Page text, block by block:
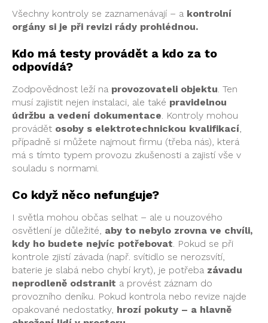
Všechny kontroly se zaznamenávají – a kontrolní
orgány si je při revizi rády prohlédnou.
Kdo má testy provádět a kdo za to
odpovídá?
Zodpovědnost leží na provozovateli objektu. Ten
musí zajistit nejen instalaci, ale také pravidelnou
údržbu a vedení dokumentace. Kontroly mohou
provádět osoby s elektrotechnickou kvalifikací,
případně si můžete najmout firmu (třeba nás), která
má s tímto typem provozu zkušenosti a zajistí vše v
souladu s normami.
Co když něco nefunguje?
I světla mohou občas selhat – ale u nouzového
osvětlení je důležité, aby to nebylo zrovna ve chvíli,
kdy ho budete nejvíc potřebovat. Pokud se při
kontrole zjistí závada (např. svítidlo se nerozsvítí,
baterie je slabá nebo chybí kryt), je potřeba závadu
neprodleně odstranit a provést záznam do
provozního deníku. Pokud kontrola nebo revize najde
opakované nedostatky, hrozí pokuty – a hlavně